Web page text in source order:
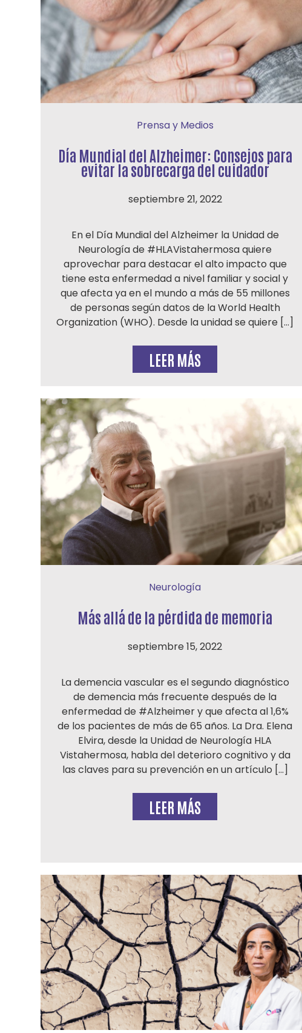
Prensa y Medios
Día Mundial del Alzheimer: Consejos para
evitar la sobrecarga del cuidador
septiembre 21, 2022
En el Día Mundial del Alzheimer la Unidad de
Neurología de #HLAVistahermosa quiere
aprovechar para destacar el alto impacto que
tiene esta enfermedad a nivel familiar y social y
que afecta ya en el mundo a más de 55 millones
de personas según datos de la World Health
Organization (WHO). Desde la unidad se quiere […]
LEER MÁS
Neurología
Más allá de la pérdida de memoria
septiembre 15, 2022
La demencia vascular es el segundo diagnóstico
de demencia más frecuente después de la
enfermedad de #Alzheimer y que afecta al 1,6%
de los pacientes de más de 65 años. La Dra. Elena
Elvira, desde la Unidad de Neurología HLA
Vistahermosa, habla del deterioro cognitivo y da
las claves para su prevención en un artículo […]
LEER MÁS